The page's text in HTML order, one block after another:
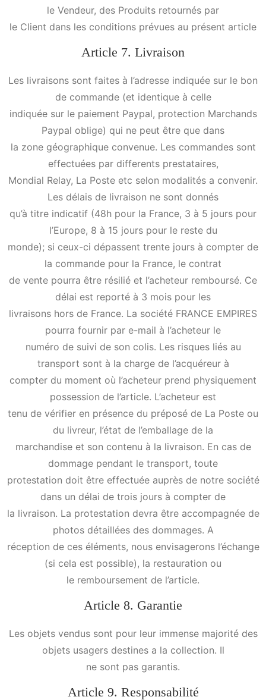
le Vendeur, des Produits retournés par
le Client dans les conditions prévues au présent article
Article 7. Livraison
Les livraisons sont faites à l’adresse indiquée sur le bon
de commande (et identique à celle
indiquée sur le paiement Paypal, protection Marchands
Paypal oblige) qui ne peut être que dans
la zone géographique convenue. Les commandes sont
effectuées par differents prestataires,
Mondial Relay, La Poste etc selon modalités a convenir.
Les délais de livraison ne sont donnés
qu’à titre indicatif (48h pour la France, 3 à 5 jours pour
l’Europe, 8 à 15 jours pour le reste du
monde); si ceux-ci dépassent trente jours à compter de
la commande pour la France, le contrat
de vente pourra être résilié et l’acheteur remboursé. Ce
délai est reporté à 3 mois pour les
livraisons hors de France. La société FRANCE EMPIRES
pourra fournir par e-mail à l’acheteur le
numéro de suivi de son colis. Les risques liés au
transport sont à la charge de l’acquéreur à
compter du moment où l’acheteur prend physiquement
possession de l’article. L’acheteur est
tenu de vérifier en présence du préposé de La Poste ou
du livreur, l’état de l’emballage de la
marchandise et son contenu à la livraison. En cas de
dommage pendant le transport, toute
protestation doit être effectuée auprès de notre société
dans un délai de trois jours à compter de
la livraison. La protestation devra être accompagnée de
photos détaillées des dommages. A
réception de ces éléments, nous envisagerons l’échange
(si cela est possible), la restauration ou
le remboursement de l’article.
Article 8. Garantie
Les objets vendus sont pour leur immense majorité des
objets usagers destines a la collection. Il
ne sont pas garantis.
Article 9. Responsabilité